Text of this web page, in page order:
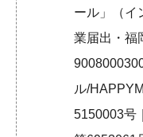
ール」（イ
業届出・福
ル/
5150003号